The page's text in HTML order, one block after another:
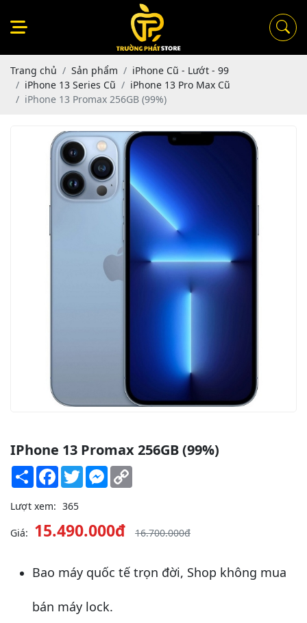
Trang chủ Sản phẩm
iPhone Cũ - Lướt - 99
iPhone 13 Series Cũ
iPhone 13 Pro Max Cũ
iPhone 13 Promax 256GB (99%)
IPhone 13 Promax 256GB (99%)
Share Facebook
TwitterMessenger
Lượt xem: 365
Giá: 15.490.000đ 16.700.000đ
Bao máy quốc tế trọn đời, Shop không mua
bán máy lock.